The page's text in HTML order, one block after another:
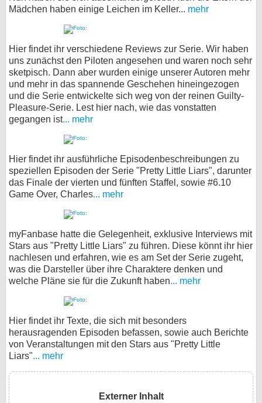
Mädchen haben einige Leichen im Keller... mehr
Hier findet ihr verschiedene Reviews zur Serie. Wir haben
uns zunächst den Piloten angesehen und waren noch sehr
sketpisch. Dann aber wurden einige unserer Autoren mehr
und mehr in das spannende Geschehen hineingezogen
und die Serie entwickelte sich weg von der reinen Guilty-
Pleasure-Serie. Lest hier nach, wie das vonstatten
gegangen ist... mehr
Hier findet ihr ausführliche Episodenbeschreibungen zu
speziellen Episoden der Serie "Pretty Little Liars", darunter
das Finale der vierten und fünften Staffel, sowie #6.10
Game Over, Charles... mehr
myFanbase hatte die Gelegenheit, exklusive Interviews mit
Stars aus "Pretty Little Liars" zu führen. Diese könnt ihr hier
nachlesen und erfahren, wie es am Set der Serie zugeht,
was die Darsteller über ihre Charaktere denken und
welche Pläne sie für die Zukunft haben... mehr
Hier findet ihr Texte, die sich mit besonders
herausragenden Episoden befassen, sowie auch Berichte
von Veranstaltungen mit den Stars aus "Pretty Little
Liars"... mehr
Externer Inhalt